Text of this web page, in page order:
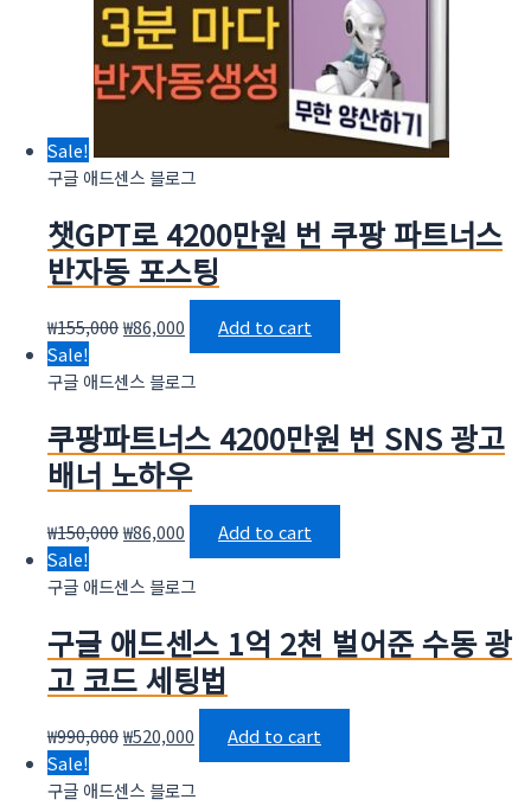
Sale!
구글 애드센스 블로그
챗GPT로 4200만원 번 쿠팡 파트너스
반자동 포스팅
₩155,000₩86,000
Add to cart
Sale!
구글 애드센스 블로그
쿠팡파트너스 4200만원 번 SNS 광고
배너 노하우
₩150,000₩86,000
Add to cart
Sale!
구글 애드센스 블로그
구글 애드센스 1억 2천 벌어준 수동 광
고 코드 세팅법
₩990,000₩520,000
Add to cart
Sale!
구글 애드센스 블로그